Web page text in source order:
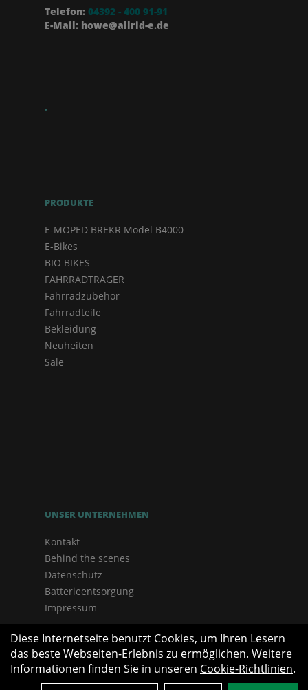
Telefon: 04392 - 400 91-91
E-Mail: howe@allrid-e.de
.
PRODUKTE
E-MOPED BREKR Model B4000
E-Bikes
BIO BIKES
FAHRRADTRÄGER
Fahrradzubehör
Fahrradteile
Bekleidung
Neuheiten
Sale
UNSER UNTERNEHMEN
Kontakt
Behind the scenes
Datenschutz
Batterieentsorgung
Impressum
Diese Internetseite benutzt Cookies, um Ihren Lesern
das beste Webseiten-Erlebnis zu ermöglichen. Weitere
Informationen finden Sie in unseren Cookie-Richtlinien.